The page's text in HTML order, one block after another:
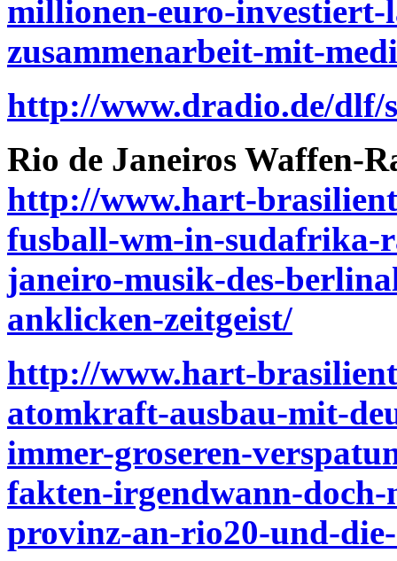
millionen-euro-investiert-
zusammenarbeit-mit-
http://www.dradio.de/dlf/
Rio de Janeiros Waffen-
http://www.hart-
fusball-wm-in-sudafrika-
janeiro-musik-des-
anklicken-zeitgeist/
http://www.hart-
atomkraft-ausbau-mit-
immer-groseren-
fakten-irgendwann-doch-
provinz-an-rio20-und-